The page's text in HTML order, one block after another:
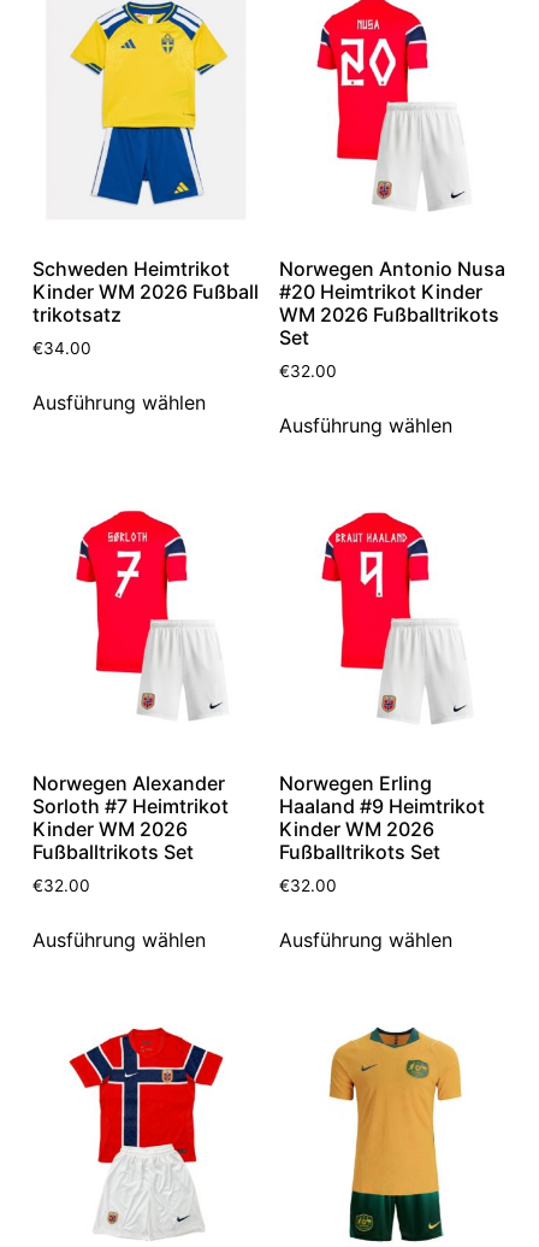
Schweden Heimtrikot
Kinder WM 2026 Fußball
trikotsatz
€34.00
Ausführung wählen
Norwegen Antonio Nusa
#20 Heimtrikot Kinder
WM 2026 Fußballtrikots
Set
€32.00
Ausführung wählen
Norwegen Alexander
Sorloth #7 Heimtrikot
Kinder WM 2026
Fußballtrikots Set
€32.00
Ausführung wählen
Norwegen Erling
Haaland #9 Heimtrikot
Kinder WM 2026
Fußballtrikots Set
€32.00
Ausführung wählen